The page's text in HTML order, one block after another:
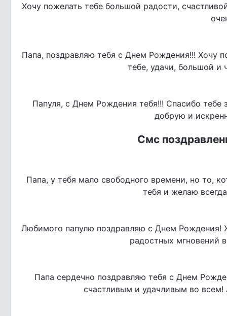
Хочу пожелать тебе большой радости,
Папа, поздравляю тебя с Днем Рождения!!! Хочу
тебе, удачи, большой и
Папуля, с Днем Рождения тебя!!! Спасибо
добрую и
Смс
Папа, у тебя мало свободного времени, но то,
тебя и желаю
Любимого папулю поздравляю с Днем
радостных мгновений
Папа сердечно поздравляю тебя с Днем
счастливым и удачливым во всем!